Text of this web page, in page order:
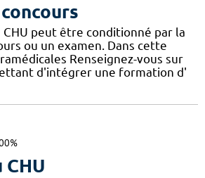
peut être conditionné par la
ou un examen. Dans cette
Renseignez-vous sur
d'intégrer une formation d'